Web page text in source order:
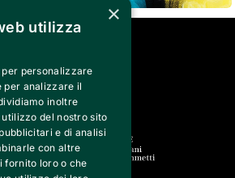
SU
×
utilizza
personalizzare
per analizzare il
inoltre
del nostro sito
e di analisi
con altre
fornito loro o che